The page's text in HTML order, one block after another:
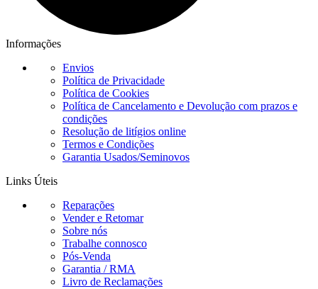
Informações
Envios
Política de Privacidade
Política de Cookies
Política de Cancelamento e Devolução com prazos e
condições
Resolução de litígios online
Termos e Condições
Garantia Usados/Seminovos
Links Úteis
Reparações
Vender e Retomar
Sobre nós
Trabalhe connosco
Pós-Venda
Garantia / RMA
Livro de Reclamações